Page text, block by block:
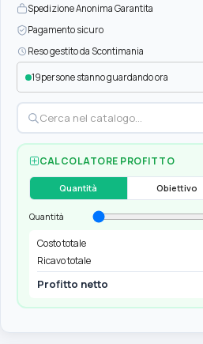
Spedizione Anonima Garantita
Pagamento sicuro
Reso gestito da Scontimania
19persone stanno guardando ora
CALCOLATORE PROFITTO
Quantità Obiettivo
Quantità
Costo totale
Ricavo totale
Profitto netto